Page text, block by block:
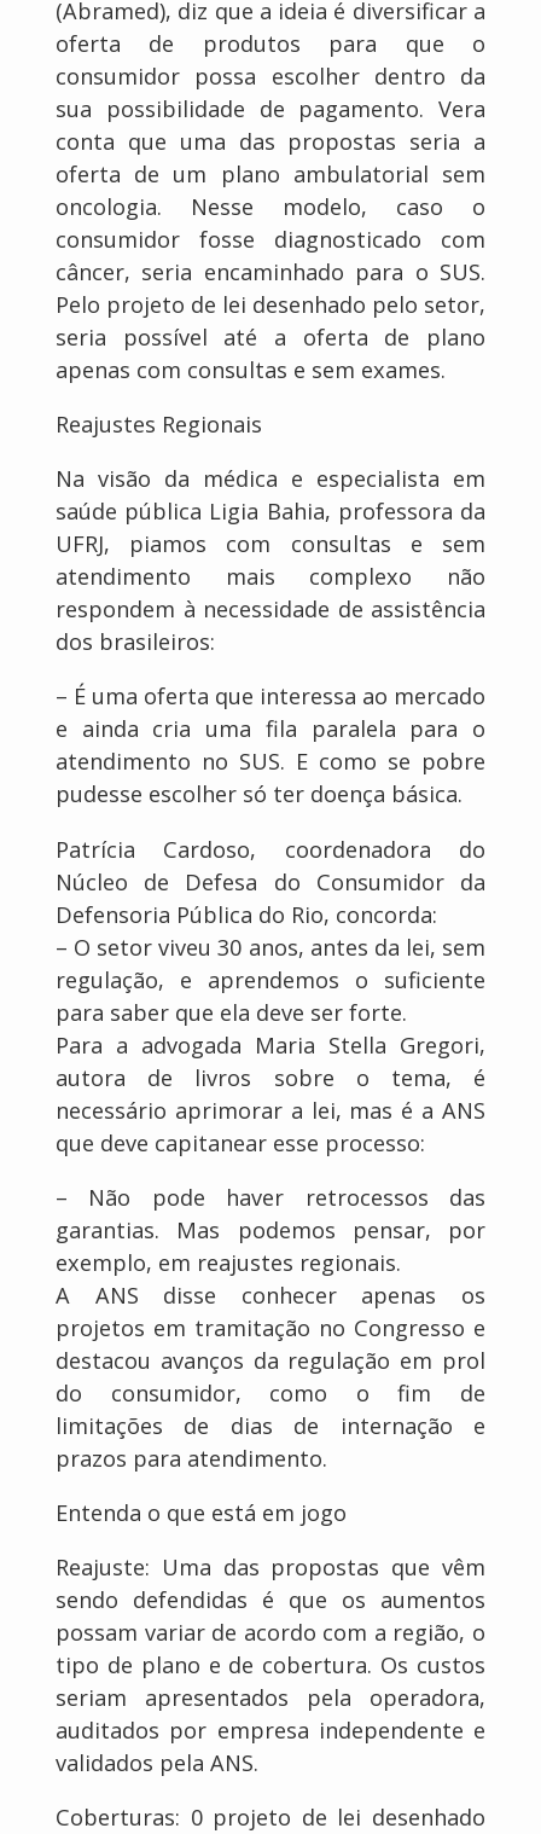
(Abramed), diz que a ideia é diversificar a
oferta de produtos para que o
consumidor possa escolher dentro da
sua possibilidade de pagamento. Vera
conta que uma das propostas seria a
oferta de um plano ambulatorial sem
oncologia. Nesse modelo, caso o
consumidor fosse diagnosticado com
câncer, seria encaminhado para o SUS.
Pelo projeto de lei desenhado pelo setor,
seria possível até a oferta de plano
apenas com consultas e sem exames.
Reajustes Regionais
Na visão da médica e especialista em
saúde pública Ligia Bahia, professora da
UFRJ, piamos com consultas e sem
atendimento mais complexo não
respondem à necessidade de assistência
dos brasileiros:
– É uma oferta que interessa ao mercado
e ainda cria uma fila paralela para o
atendimento no SUS. E como se pobre
pudesse escolher só ter doença básica.
Patrícia Cardoso, coordenadora do
Núcleo de Defesa do Consumidor da
Defensoria Pública do Rio, concorda:
– O setor viveu 30 anos, antes da lei, sem
regulação, e aprendemos o suficiente
para saber que ela deve ser forte.
Para a advogada Maria Stella Gregori,
autora de livros sobre o tema, é
necessário aprimorar a lei, mas é a ANS
que deve capitanear esse processo:
– Não pode haver retrocessos das
garantias. Mas podemos pensar, por
exemplo, em reajustes regionais.
A ANS disse conhecer apenas os
projetos em tramitação no Congresso e
destacou avanços da regulação em prol
do consumidor, como o fim de
limitações de dias de internação e
prazos para atendimento.
Entenda o que está em jogo
Reajuste: Uma das propostas que vêm
sendo defendidas é que os aumentos
possam variar de acordo com a região, o
tipo de plano e de cobertura. Os custos
seriam apresentados pela operadora,
auditados por empresa independente e
validados pela ANS.
Coberturas: 0 projeto de lei desenhado